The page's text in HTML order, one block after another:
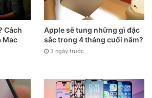
gọi bạn sẽ trở nên ẩn danh và người
Cách
Mac
Apple sẽ tung những gì đặc
sắc trong 4 tháng cuối năm?
3 ngày trước